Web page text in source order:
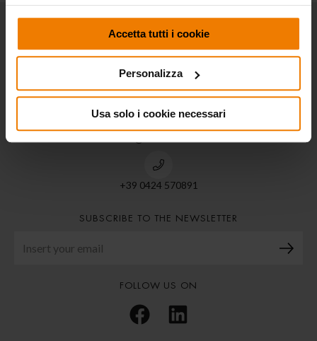
Accetta tutti i cookie
Personalizza
Usa solo i cookie necessari
Via Marangoni 33,
36022 S. Zeno di Cassola (Vi) ITALIA
+39 0424 570891
SUBSCRIBE TO THE NEWSLETTER
FOLLOW US ON